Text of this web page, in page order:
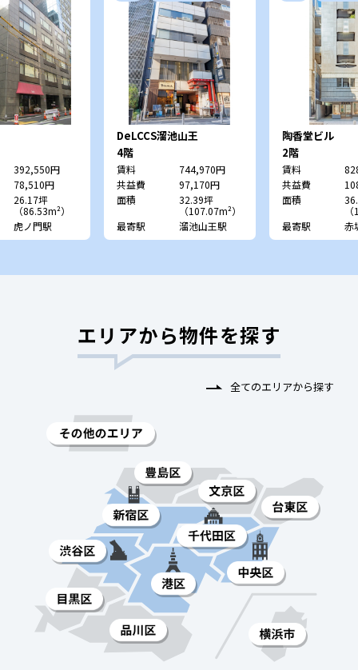
392,550円
78,510円
26.17坪
（86.53m²）
虎ノ門駅
DeLCCS溜池山王
4階
賃料
744,970円
共益費
97,170円
面積
32.39坪
（107.07m²）
最寄駅
溜池山王駅
陶香堂ビル
2階
賃料
共益費
面積
最寄駅
赤
エリアから物件を探す
全てのエリアから探す